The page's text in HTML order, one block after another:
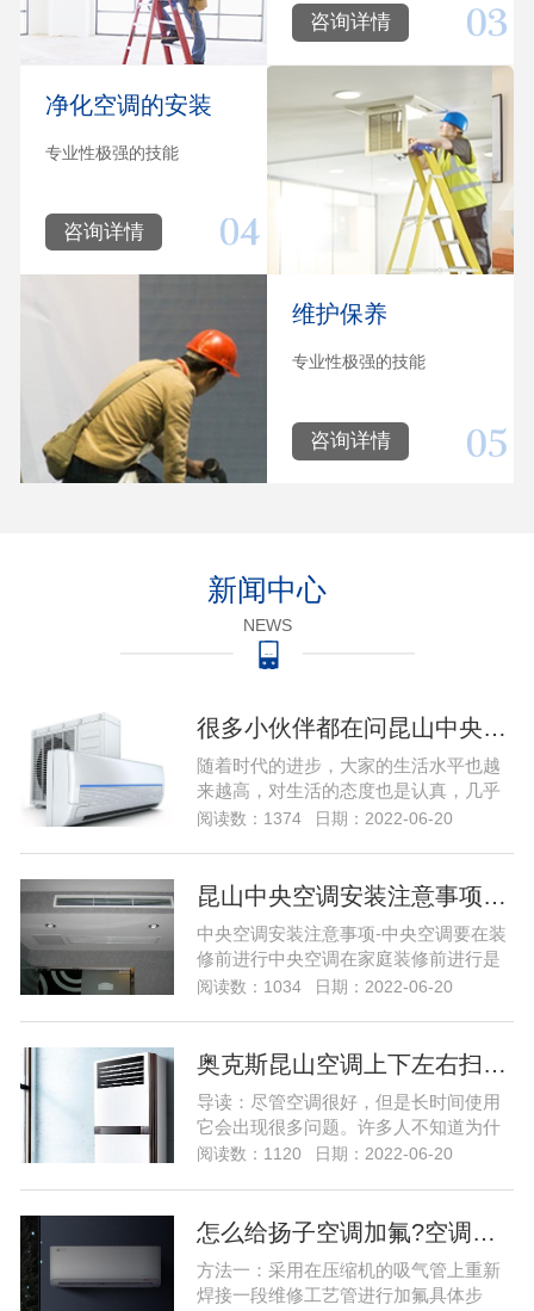
咨询详情
净化空调的安装
专业性极强的技能
咨询详情
维护保养
专业性极强的技能
咨询详情
新闻中心
NEWS
很多小伙伴都在问昆山中央空调系统出现问题该怎么维修，那么今天就给大家带来昆山中央空调的维修的教程，下 家用昆山中央空调系统出现故障该怎么维修…
随着时代的进步，大家的生活水平也越
来越高，对生活的态度也是认真，几乎
每个小伙伴家里都有空调，但是有些小
大制冷更快，但是很多小伙伴都在问中
今天就给大家带来中央空调的维修的教
程，下家用中央空调系统出现故...
阅读数：1374 日期：2022-06-20
昆山中央空调安装注意事项…
中央空调安装注意事项-中央空调要在装
修前进行中央空调在家庭装修前进行是
一个必须关注首要条件。家用中央空调
相结合，否则会对后期装修造成影响。
户第一要清楚的，但也并不是说，装修
之后就不能安装...
阅读数：1034 日期：2022-06-20
奥克斯昆山空调上下左右扫风不动怎么弄…
导读：尽管空调很好，但是长时间使用
它会出现很多问题。许多人不知道为什
么空调仍在左右上下扫动。然后，奥克
看一下！ 空调不左右上下扫动的原因之
电和...尽管空调很好，但是长时间使用
它会出现很多...
阅读数：1120 日期：2022-06-20
怎么给扬子空调加氟?空调加氟方法介绍…
方法一：采用在压缩机的吸气管上重新
焊接一段维修工艺管进行加氟具体步